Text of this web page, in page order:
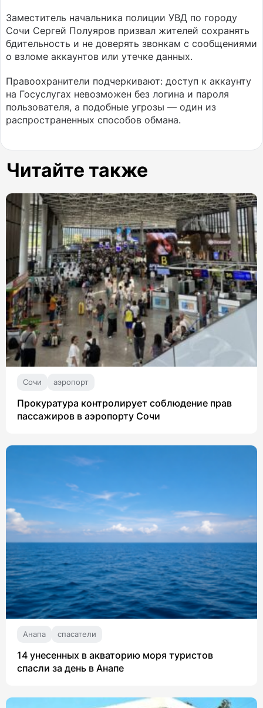
Заместитель начальника полиции УВД по городу
Сочи Сергей Полуяров призвал жителей сохранять
бдительность и не доверять звонкам с сообщениями
о взломе аккаунтов или утечке данных.
Правоохранители подчеркивают: доступ к аккаунту
на Госуслугах невозможен без логина и пароля
пользователя, а подобные угрозы — один из
распространенных способов обмана.
Читайте также
Сочи аэропорт
Прокуратура контролирует соблюдение прав
пассажиров в аэропорту Сочи
Анапа спасатели
14 унесенных в акваторию моря туристов
спасли за день в Анапе